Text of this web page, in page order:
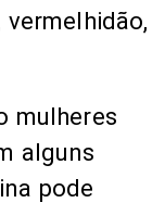
mulheres
alguns
pode